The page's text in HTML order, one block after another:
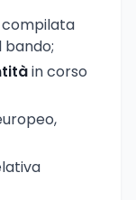
compilata
in corso